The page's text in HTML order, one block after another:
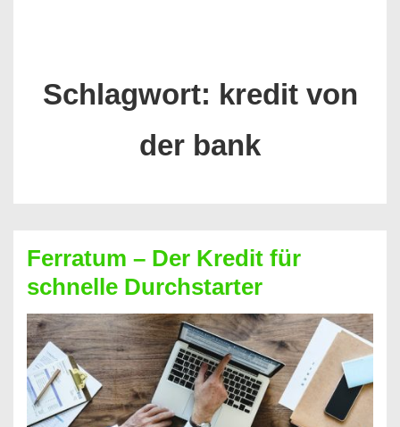
Schlagwort: kredit von
der bank
Ferratum – Der Kredit für
schnelle Durchstarter